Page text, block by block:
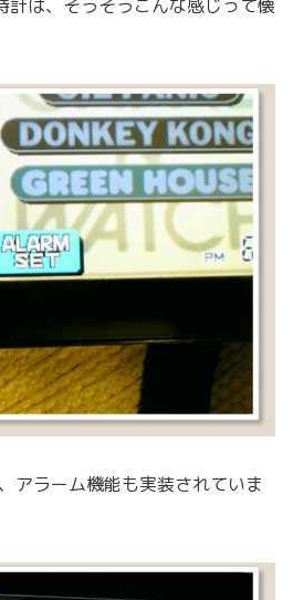
計は、そうそうこんな感じって懐
アラーム機能も実装されていま